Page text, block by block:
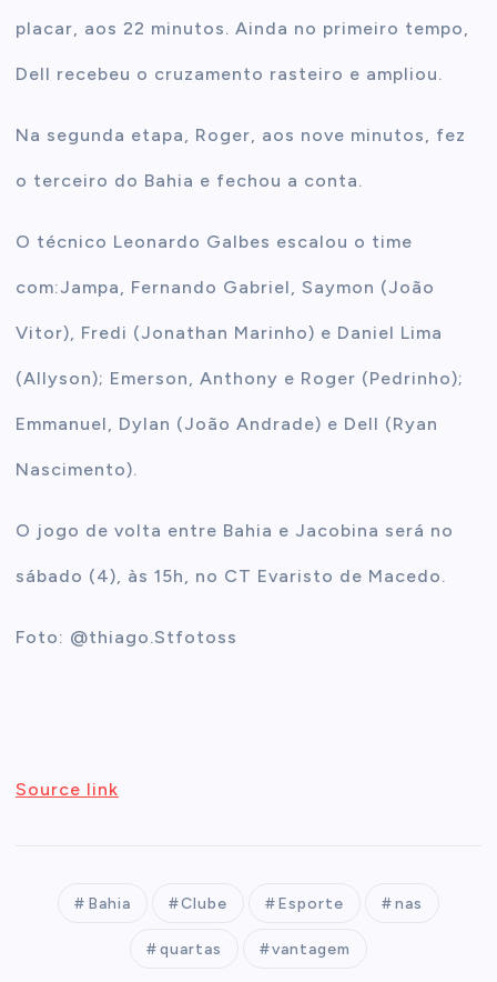
placar, aos 22 minutos. Ainda no primeiro tempo,
Dell recebeu o cruzamento rasteiro e ampliou.
Na segunda etapa, Roger, aos nove minutos, fez
o terceiro do Bahia e fechou a conta.
O técnico Leonardo Galbes escalou o time
com:Jampa, Fernando Gabriel, Saymon (João
Vitor), Fredi (Jonathan Marinho) e Daniel Lima
(Allyson); Emerson, Anthony e Roger (Pedrinho);
Emmanuel, Dylan (João Andrade) e Dell (Ryan
Nascimento).
O jogo de volta entre Bahia e Jacobina será no
sábado (4), às 15h, no CT Evaristo de Macedo.
Foto: @thiago.Stfotoss
Source link
Bahia Clube Esporte nas
quartas vantagem